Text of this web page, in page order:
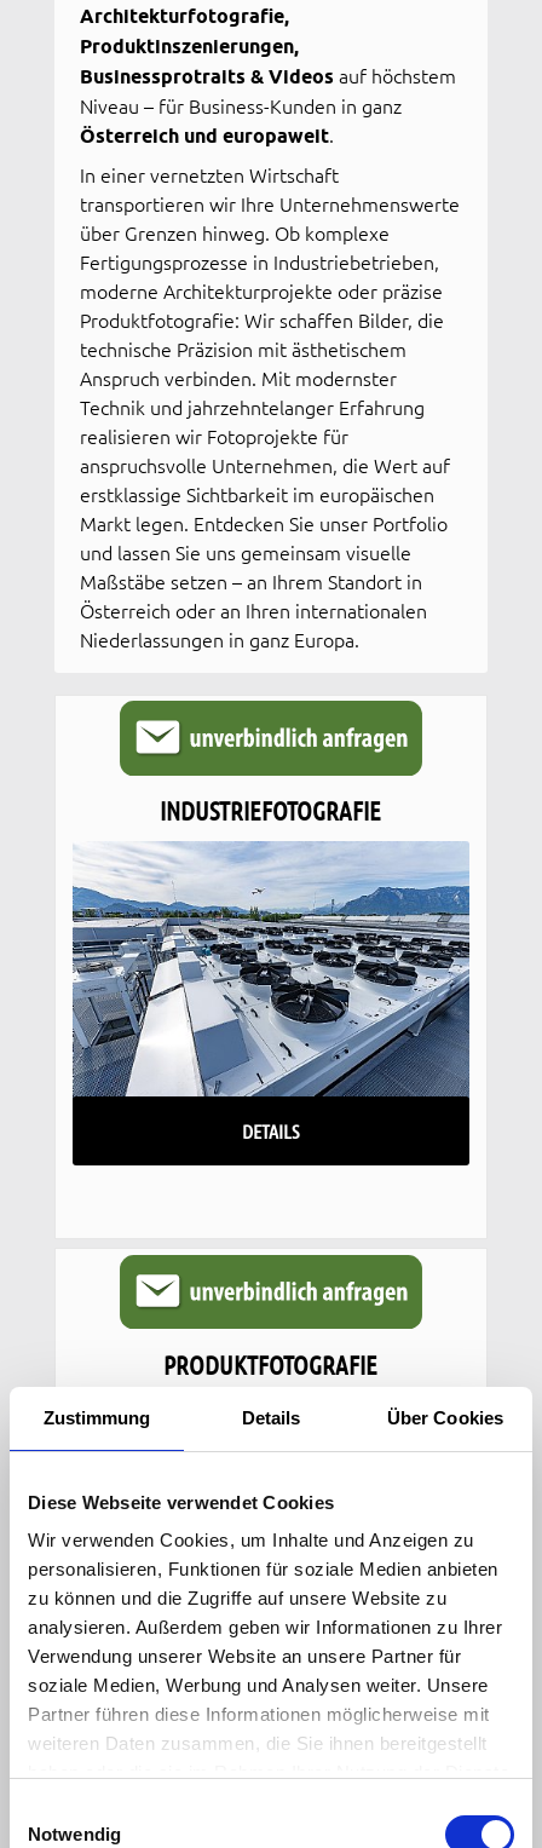
Zustimmung Details Über Cookies
Diese Webseite verwendet Cookies
Wir verwenden Cookies, um Inhalte und Anzeigen zu
personalisieren, Funktionen für soziale Medien anbieten
zu können und die Zugriffe auf unsere Website zu
analysieren. Außerdem geben wir Informationen zu Ihrer
Verwendung unserer Website an unsere Partner für
soziale Medien, Werbung und Analysen weiter. Unsere
Partner führen diese Informationen möglicherweise mit
weiteren Daten zusammen, die Sie ihnen bereitgestellt
IMPRESSUM /DATENSCHUTZHINWEISE
Notwendig
Architekturfotografie,
Produktinszenierungen,
Businessprotraits & Videos auf höchstem
Niveau – für Business-Kunden in ganz
Österreich und europaweit.
In einer vernetzten Wirtschaft
transportieren wir Ihre Unternehmenswerte
über Grenzen hinweg. Ob komplexe
Fertigungsprozesse in Industriebetrieben,
moderne Architekturprojekte oder präzise
Produktfotografie: Wir schaffen Bilder, die
technische Präzision mit ästhetischem
Anspruch verbinden. Mit modernster
Technik und jahrzehntelanger Erfahrung
realisieren wir Fotoprojekte für
anspruchsvolle Unternehmen, die Wert auf
erstklassige Sichtbarkeit im europäischen
Markt legen. Entdecken Sie unser Portfolio
und lassen Sie uns gemeinsam visuelle
Maßstäbe setzen – an Ihrem Standort in
Österreich oder an Ihren internationalen
Niederlassungen in ganz Europa.
INDUSTRIEFOTOGRAFIE
DETAILS
PRODUKTFOTOGRAFIE
DETAILS